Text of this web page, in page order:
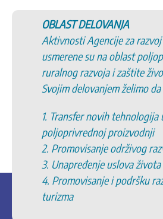
OBLAST DELOVANJA
Aktivnosti Agencije za
usmerene su na oblast
ruralnog razvoja i zaštite
Svojim delovanjem želimo
1. Transfer novih tehnologija
poljoprivrednoj proizvodnji
2. Promovisanje održivog
3. Unapređenje uslova
4. Promovisanje i podršku
turizma